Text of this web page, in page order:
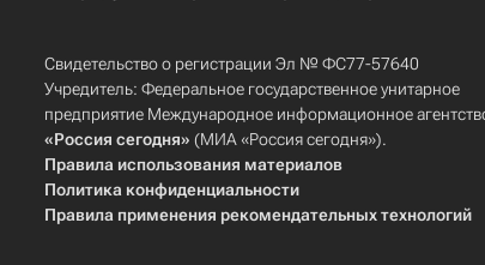
Свидетельство о регистрации Эл № ФС77-57640
Учредитель: Федеральное государственное унитарное
предприятие Международное информационное
«Россия сегодня» (МИА «Россия сегодня»).
Правила использования материалов
Политика конфиденциальности
Правила применения рекомендательных технологий